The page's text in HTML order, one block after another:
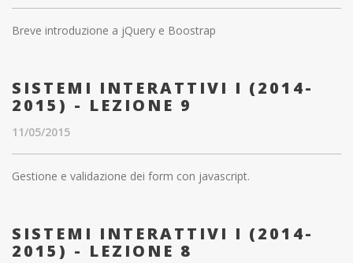
Breve introduzione a jQuery e Boostrap
SISTEMI INTERATTIVI I (2014-
2015) - LEZIONE 9
11/05/2015
Gestione e validazione dei form con javascript.
SISTEMI INTERATTIVI I (2014-
2015) - LEZIONE 8